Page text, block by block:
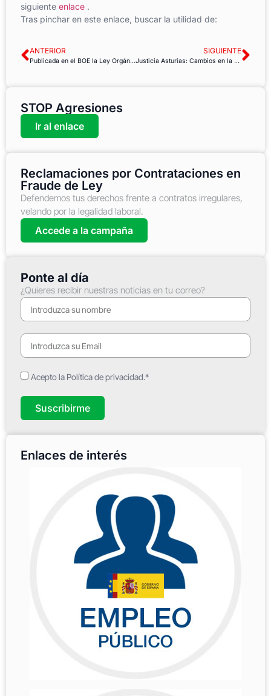
siguiente enlace .
Tras pinchar en este enlace, buscar la utilidad de:
ANTERIOR
Publicada en el BOE la Ley Orgánica 7/2021 de Protección de Datos
SIGUIENTE
Justicia Asturias: Cambios en la planificación de acompañamiento del eje
STOP Agresiones
Ir al enlace
Reclamaciones por Contrataciones en
Fraude de Ley
Defendemos tus derechos frente a contratos irregulares,
velando por la legalidad laboral.
Accede a la campaña
Ponte al día
¿Quieres recibir nuestras noticias en tu correo?
Acepto la Política de privacidad.*
Suscribirme
Enlaces de interés